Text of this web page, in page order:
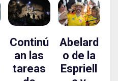
Continú
an las
tareas
Abelard
o de la
Espriell